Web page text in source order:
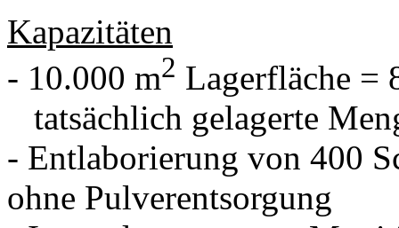
Kapazitäten
- 10.000 m2 Lagerfläche =
tatsächlich gelagerte
- Entlaborierung von 400
ohne Pulverentsorgung